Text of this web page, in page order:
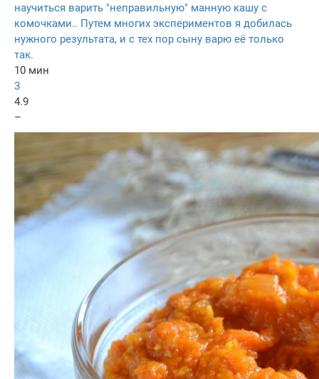
научиться варить "неправильную" манную кашу с
комочками.. Путем многих экспериментов я добилась
нужного результата, и с тех пор сыну варю её только
так.
10 мин
3
4.9
–